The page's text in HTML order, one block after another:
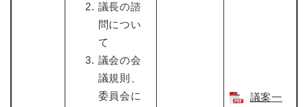
議長の諮
問につい
て
議会の会
議規則、
委員会に
議案一